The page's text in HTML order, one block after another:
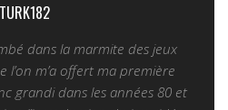
TURK182
dans la marmite des jeux
l’on m’a offert ma première
grandi dans les années 80 et